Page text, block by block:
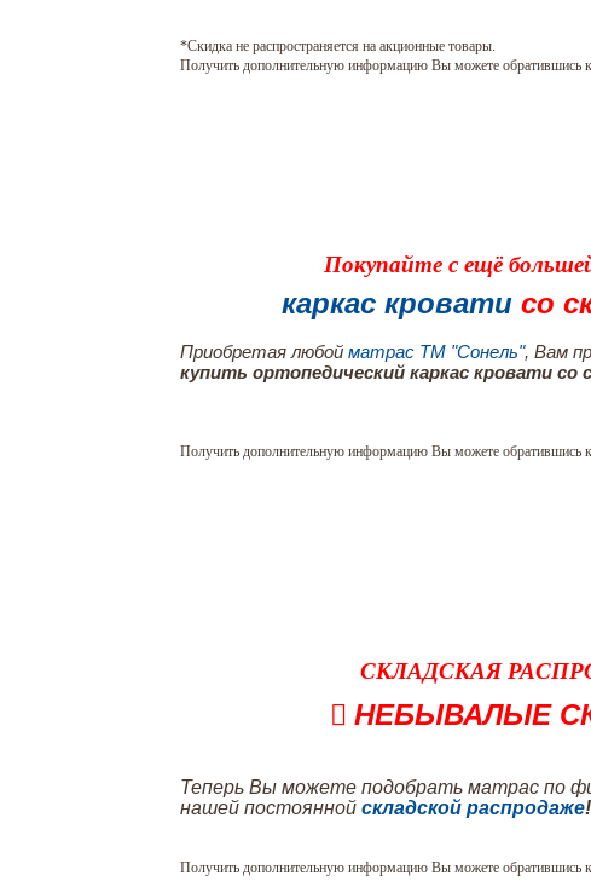
*Скидка не распространяется на акционные товары.
Получить дополнительную информацию Вы можете обратившись
Покупайте с ещё
каркас кроватисо
Приобретая любойматрас ТМ "Сонель", Вам
купить ортопедический каркас кровати со
Получить дополнительную информацию Вы можете обратившись
СКЛАДСКАЯ
НЕБЫВАЛЫЕ
Теперь Вы можете подобрать матрас по
нашей постоянной складской распродаже!
Получить дополнительную информацию Вы можете обратившись